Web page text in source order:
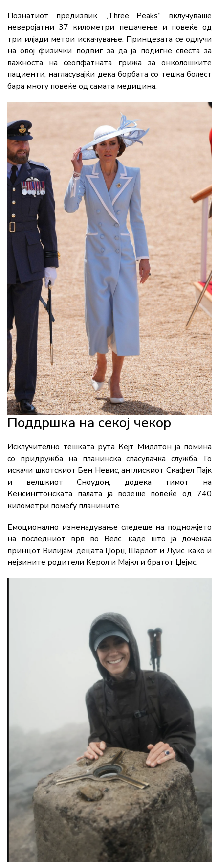
Познатиот предизвик „Three Peaks“ вклучуваше
неверојатни 37 километри пешачење и повеќе од
три илјади метри искачување. Принцезата се одлучи
на овој физички подвиг за да ја подигне свеста за
важноста на сеопфатната грижа за онколошките
пациенти, нагласувајќи дека борбата со тешка болест
бара многу повеќе од самата медицина.
Поддршка на секој чекор
Исклучително тешката рута Кејт Мидлтон ја помина
со придружба на планинска спасувачка служба. Го
искачи шкотскиот Бен Невис, англискиот Скафел Пајк
и велшкиот Сноудон, додека тимот на
Кенсингтонската палата ја возеше повеќе од 740
километри помеѓу планините.
Емоционално изненадување следеше на подножјето
на последниот врв во Велс, каде што ја дочекаа
принцот Вилијам, децата Џорџ, Шарлот и Луис, како и
нејзините родители Керол и Мајкл и братот Џејмс.